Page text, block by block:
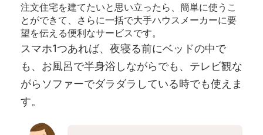
注文住宅を建てたいと思い立ったら、簡単に使うこ
とができて、さらに一括で大手ハウスメーカーに要
望を伝える便利なサービスです。
スマホ1つあれば、夜寝る前にベッドの中で
も、お風呂で半身浴しながらでも、テレビ観な
がらソファーでダラダラしている時でも使えま
す。